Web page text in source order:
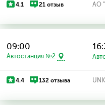
4.1 21 отзыв АО
09:00
Автостанция №2
4.4 132 отзыва